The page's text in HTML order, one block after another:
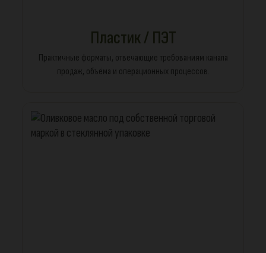
Пластик / ПЭТ
Практичные форматы, отвечающие требованиям канала
продаж, объёма и операционных процессов.